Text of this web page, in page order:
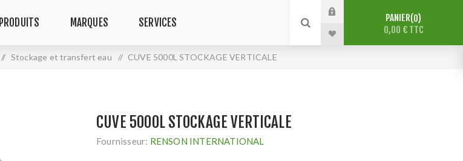
PRODUITS MARQUES SERVICES PANIER 0
0,00 € TTC
/ Stockage et transfert eau / CUVE 5000L STOCKAGE VERTICALE
CUVE 5000L STOCKAGE VERTICALE
Fournisseur: RENSON INTERNATIONAL